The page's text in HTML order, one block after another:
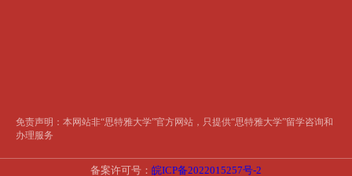
免责声明：本网站非“思特雅大学”官方网站，只提供“思特雅大学”留学咨询和
办理服务
备案许可号： 皖ICP备2022015257号-2